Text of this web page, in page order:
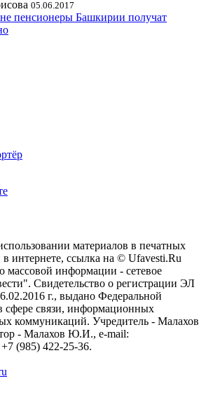
05.06.2017
пенсионеры Башкирии получат
материалов в печатных
ссылка на © Ufavesti.Ru
массовой информации - сетевое
Свидетельство о регистрации ЭЛ
г., выдано Федеральной
сфере связи, информационных
коммуникаций. Учредитель - Малахов
- Малахов Ю.И., e-mail:
(985) 422-25-36.